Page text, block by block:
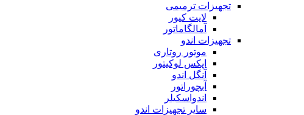
تجهیزات ترمیمی
لایت کیور
آمالگاماتور
تجهیزات اندو
موتور روتاری
اپکس لوکیتور
آنگل اندو
آبچوراتور
اندواسکیلر
سایر تجهیزات اندو